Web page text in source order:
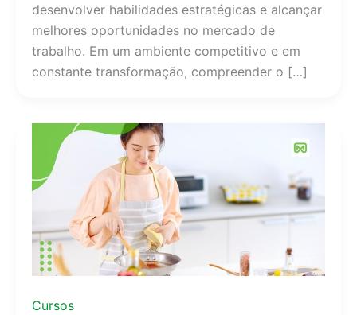
desenvolver habilidades estratégicas e alcançar
melhores oportunidades no mercado de
trabalho. Em um ambiente competitivo e em
constante transformação, compreender o […]
Cursos